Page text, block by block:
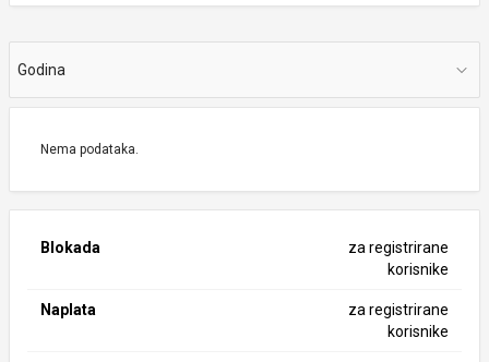
Godina
Nema podataka.
Blokada
za registrirane
korisnike
Naplata
za registrirane
korisnike